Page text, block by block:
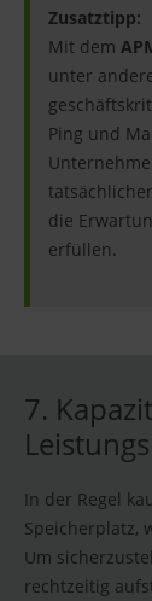
Zusatztipp:
Mit dem
unter
Ping und
die
erfüllen.
7.
In der Regel
Speicherplatz,
Um
rechtzeitig